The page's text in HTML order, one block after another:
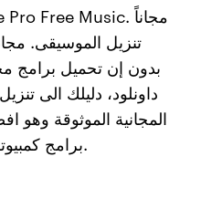
بدون إن تحميل برامج
داونلود، دليلك الى
المجانية الموثوقة وهو
برامج كمبيوتر ويندوز مجانية 2021.